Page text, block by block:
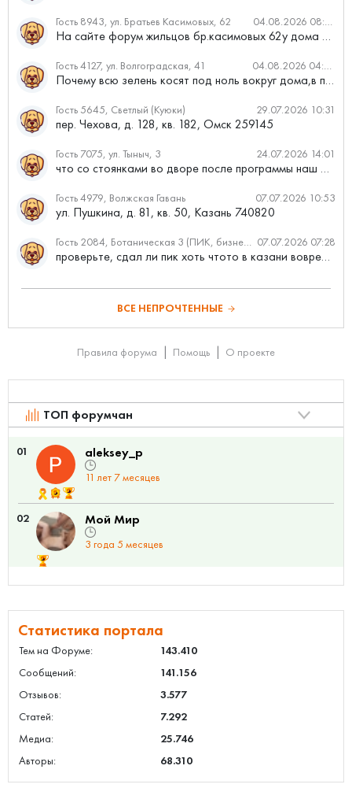
Гость 8943, ул. Братьев Касимовых, 62 04.08.2026 08:34
На сайте форум жильцов бр.касимовых 62у дома растут красивые...
Гость 4127, ул. Волгоградская, 41 04.08.2026 04:46
Почему всю зелень косят под ноль вокруг дома,в полисадниках....
Гость 5645, Светлый (Куюки) 29.07.2026 10:31
пер. Чехова, д. 128, кв. 182, Омск 259145
Гость 7075, ул. Тыныч, 3 24.07.2026 14:01
что со стоянками во дворе после программы наш двор
Гость 4979, Волжская Гавань 07.07.2026 10:53
ул. Пушкина, д. 81, кв. 50, Казань 740820
Гость 2084, Ботаническая 3 (ПИК, бизнес-класс) 07.07.2026 07:28
проверьте, сдал ли пик хоть чтото в казани вовремя?
ВСЕ НЕПРОЧТЕННЫЕ
Правила форума Помощь О проекте
ТОП форумчан
01 aleksey_p
11 лет 7 месяцев
02 Мой Мир
3 года 5 месяцев
Статистика портала
Тем на Форуме:
143.410
Сообщений:
141.156
Отзывов:
3.577
Статей:
7.292
Медиа:
25.746
Авторы:
68.310